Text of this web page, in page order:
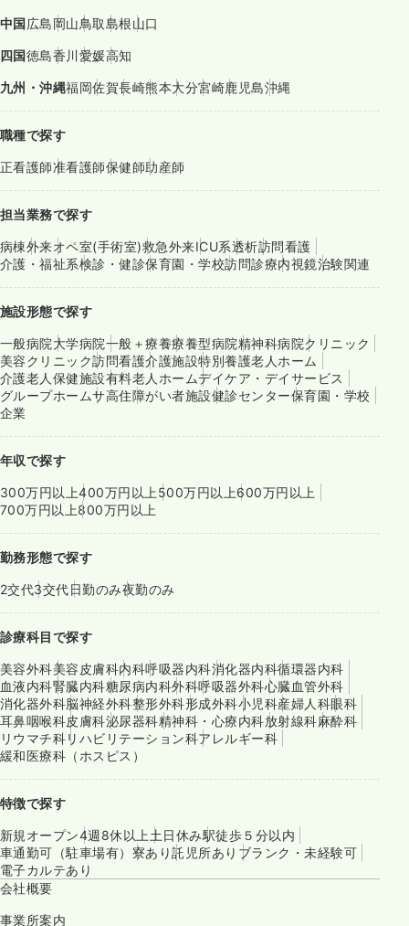
中国広島岡山鳥取島根山口
四国徳島香川愛媛高知
九州・沖縄福岡佐賀長崎熊本大分宮崎鹿児島沖縄
職種で探す
正看護師准看護師保健師助産師
担当業務で探す
病棟外来オペ室(手術室)救急外来ICU系透析訪問看護
介護・福祉系検診・健診保育園・学校訪問診療内視鏡治験関連
施設形態で探す
一般病院大学病院一般＋療養療養型病院精神科病院クリニック
美容クリニック訪問看護介護施設特別養護老人ホーム
介護老人保健施設有料老人ホームデイケア・デイサービス
グループホームサ高住障がい者施設健診センター保育園・学校
企業
年収で探す
300万円以上400万円以上 500万円以上600万円以上
700万円以上800万円以上
勤務形態で探す
2交代3交代日勤のみ夜勤のみ
診療科目で探す
美容外科美容皮膚科内科呼吸器内科消化器内科循環器内科
血液内科腎臓内科糖尿病内科外科呼吸器外科心臓血管外科
消化器外科脳神経外科整形外科形成外科小児科産婦人科眼科
耳鼻咽喉科皮膚科泌尿器科精神科・心療内科放射線科麻酔科
リウマチ科リハビリテーション科アレルギー科
緩和医療科（ホスピス）
特徴で探す
新規オープン4週8休以上 土日休み駅徒歩５分以内
車通勤可（駐車場有） 寮あり託児所あり ブランク・未経験可
電子カルテあり
会社概要
事業所案内